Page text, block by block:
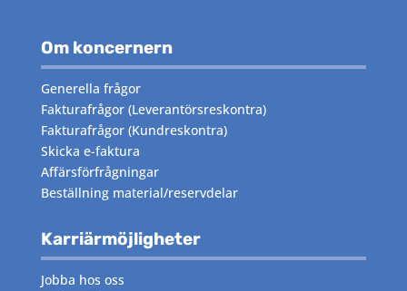
Om koncernern
Generella frågor
Fakturafrågor(Leverantörsreskontra)
Fakturafrågor(Kundreskontra)
Skicka e-faktura
Affärsförfrågningar
Beställning material/reservdelar
Karriärmöjligheter
Jobba hos oss